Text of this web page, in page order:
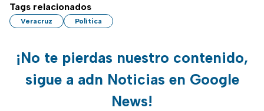
Tags relacionados
Veracruz Política
¡No te pierdas nuestro contenido,
sigue a adn Noticias en Google
News!